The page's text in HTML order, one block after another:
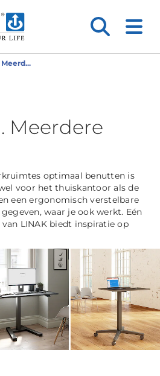
Meerdere
optimaal benutten is
voor het thuiskantoor als de
een ergonomisch verstelbare
waar je ook werkt. Eén
LINAK biedt inspiratie op